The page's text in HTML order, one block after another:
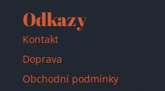
Odkazy
Kontakt
Doprava
Obchodní podmínky